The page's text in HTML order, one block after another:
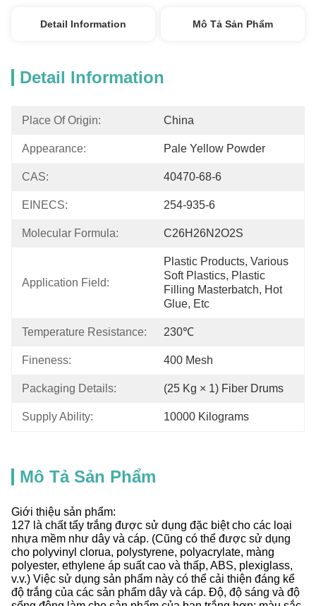
Detail Information Mô Tả Sản Phẩm
Detail Information
Place Of Origin: China
Appearance: Pale Yellow Powder
CAS: 40470-68-6
EINECS: 254-935-6
Molecular Formula: C26H26N2O2S
Application Field:
Plastic Products, Various
Soft Plastics, Plastic
Filling Masterbatch, Hot
Glue, Etc
Temperature Resistance: 230℃
Fineness: 400 Mesh
Packaging Details: (25 Kg × 1) Fiber Drums
Supply Ability: 10000 Kilograms
Mô Tả Sản Phẩm
Giới thiệu sản phẩm:
127 là chất tẩy trắng được sử dụng đặc biệt cho các loại
nhựa mềm như dây và cáp. (Cũng có thể được sử dụng
cho polyvinyl clorua, polystyrene, polyacrylate, màng
polyester, ethylene áp suất cao và thấp, ABS, plexiglass,
v.v.) Việc sử dụng sản phẩm này có thể cải thiện đáng kể
độ trắng của các sản phẩm dây và cáp. Độ, độ sáng và độ